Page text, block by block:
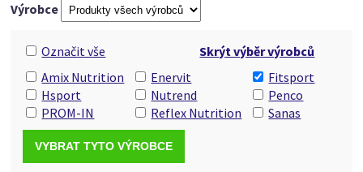
Výrobce
Skrýt výběr výrobců
Označit vše
Amix Nutrition
Hsport
PROM-IN
Enervit
Nutrend
Reflex Nutrition
Fitsport
Penco
Sanas